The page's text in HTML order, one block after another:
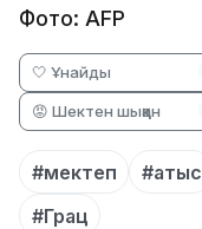
Фото: AFP
🤍 Ұнайды
😡 Шектен шыққан
#мектеп #атыс
#Грац